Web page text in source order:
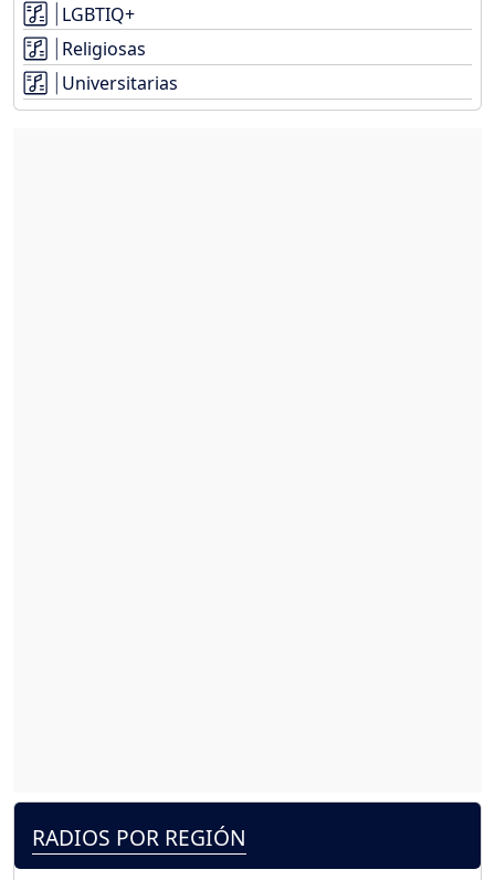
LGBTIQ+
Religiosas
Universitarias
RADIOS POR REGIÓN